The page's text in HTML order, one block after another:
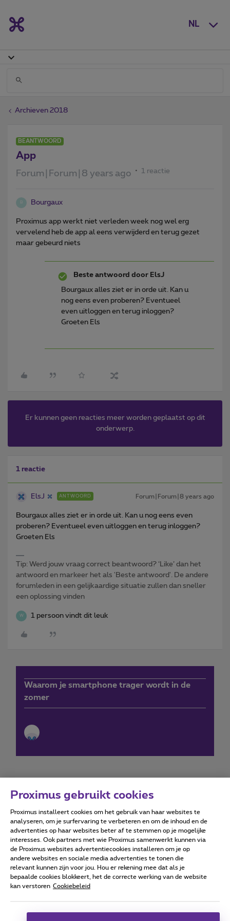
NL
Archieven 2018
BEANTWOORD
App
Forum|Forum|8 years ago 1 reactie
B Bourgaux
Proximus app werkt niet verleden week nog wel erg
vervelend heb de app al eens verwijderd en terug gezet
maar gebeurd niets
Beste antwoord door ElsJ
Bourgaux alles ziet er in orde uit. Kan u
nog eens even proberen? Eventueel
even uitloggen en terug inloggen?
Groeten Els
Er kunnen geen reacties meer worden geplaatst op dit
onderwerp.
1 reactie
ElsJ ANTWOORD Forum|Forum|8 years ago
Bourgaux alles ziet er in orde uit. Kan u nog eens even
proberen? Eventueel even uitloggen en terug inloggen?
Groeten Els
Tip: Werd jouw vraag correct beantwoord? ‘Like’ dan het
antwoord en markeer het als 'Beste antwoord'. De andere
forumleden in een gelijkaardige situatie zullen dan sneller
een oplossing vinden
W 1 persoon vindt dit leuk
Waarom je smartphone trager wordt in de
zomer
Forumvoorwaarden Accessibility statement
Alle rechten voorbehouden. © Proximus
Algemene voorwaarden, consumenteninfo
Proximus gebruikt cookies
Proximus installeert cookies om het gebruik van haar websites te
analyseren, om je surfervaring te verbeteren en om de inhoud en de
advertenties op haar websites beter af te stemmen op je mogelijke
interesses. Ook partners met wie Proximus samenwerkt kunnen via
de Proximus websites advertentiecookies installeren om je op
andere websites en sociale media advertenties te tonen die
relevant kunnen zijn voor jou. Hou er rekening mee dat als je
bepaalde cookies blokkeert, het de correcte werking van de website
kan verstoren Cookiebeleid